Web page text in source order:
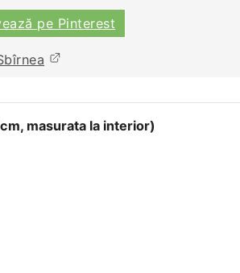
pe Pinterest
masurata la interior)